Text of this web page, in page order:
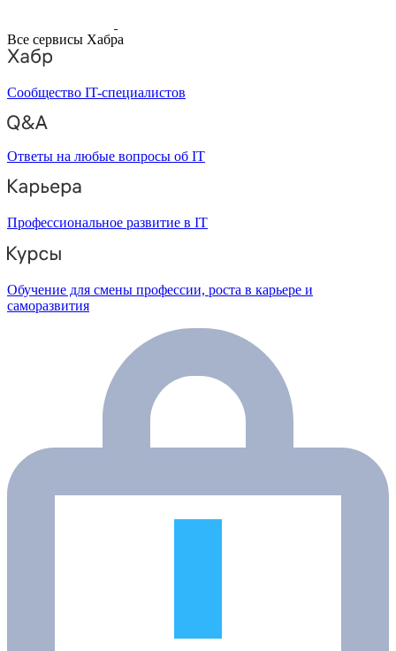
Все сервисы Хабра
Сообщество IT-специалистов
Ответы на любые вопросы об IT
Профессиональное развитие в IT
Обучение для смены профессии, роста в карьере и
саморазвития